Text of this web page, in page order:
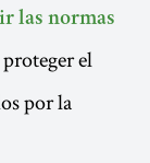
las normas
el
por la